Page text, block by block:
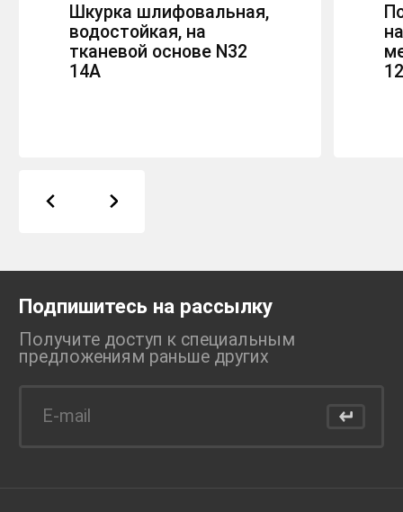
Шкурка шлифовальная,
водостойкая, на
тканевой основе N32
14А
Подпишитесь на рассылку
Получите доступ к специальным
предложениям раньше других